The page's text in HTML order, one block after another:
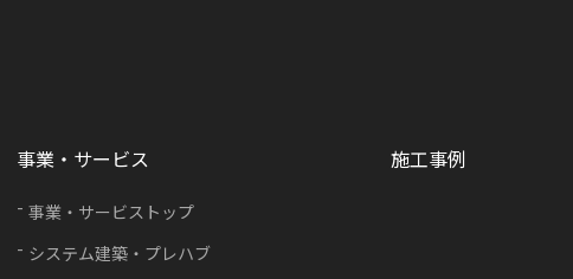
事業・サービス
事業・サービストップ
システム建築・プレハブ
施工事例